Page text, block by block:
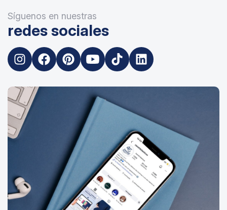
Síguenos en nuestras
redes sociales